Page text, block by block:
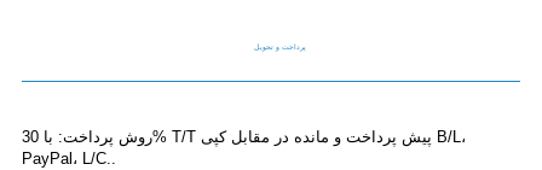
پرداخت و تحویل
روش پرداخت: با 30% T/T پیش پرداخت و مانده در مقابل کپی B/L،
PayPal، L/C..